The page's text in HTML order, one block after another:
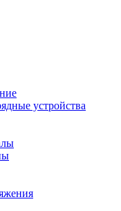
устройства